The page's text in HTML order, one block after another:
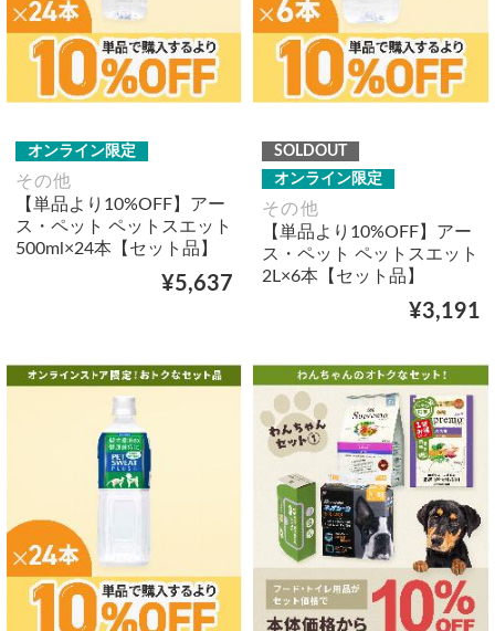
オンライン限定
その他
【単品より10%OFF】アー
ス・ペット ペットスエット
500ml×24本【セット品】
¥5,637
SOLDOUT
オンライン限定
その他
【単品より10%OFF】アー
ス・ペット ペットスエット
2L×6本【セット品】
¥3,191